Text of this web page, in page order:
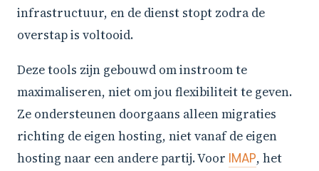
infrastructuur, en de dienst stopt zodra de
overstap is voltooid.
Deze tools zijn gebouwd om instroom te
maximaliseren, niet om jou flexibiliteit te geven.
Ze ondersteunen doorgaans alleen migraties
richting de eigen hosting, niet vanaf de eigen
hosting naar een andere partij. Voor IMAP, het